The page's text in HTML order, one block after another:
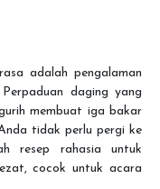
adalah pengalaman
daging yang
membuat iga bakar
tidak perlu pergi ke
resep rahasia untuk
cocok untuk acara